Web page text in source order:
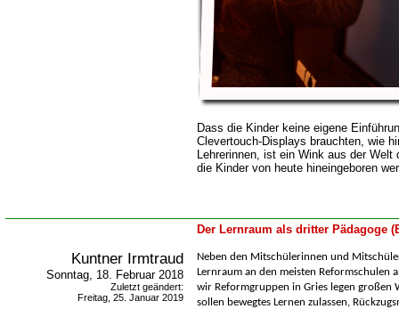
Dass die Kinder keine eigene
Clevertouch-Displays brauchten, wie
Lehrerinnen, ist ein Wink aus der Welt
die Kinder von heute hineingeboren
Der Lernraum als dritter Pädagoge
Kuntner Irmtraud
Sonntag, 18. Februar 2018
Zuletzt geändert:
Freitag, 25. Januar 2019
Neben den Mitschülerinnen und
Lernraum an den meisten Reformschulen
wir Reformgruppen in Gries legen großen
sollen bewegtes Lernen zulassen,